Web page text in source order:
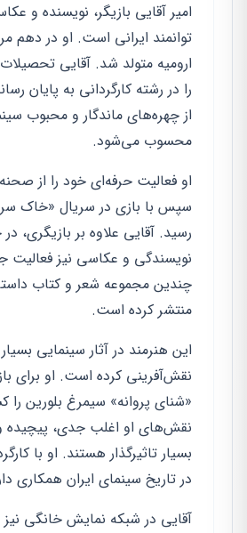
امیر آقایی بازیگر، نویسنده و
ارومیه متولد شد. آقایی
را در رشته کارگردانی به پایان
از چهره‌های ماندگار و محبوب
محسوب می‌شود.
او فعالیت حرفه‌ای خود را از صحنه
سپس با بازی در سریال «خاک
رسید. آقایی علاوه بر بازیگری،
نویسندگی و عکاسی نیز فعالیت
چندین مجموعه شعر و کتاب
منتشر کرده است.
این هنرمند در آثار سینمایی
نقش‌آفرینی کرده است. او برای
«شنای پروانه» سیمرغ بلورین
نقش‌های او اغلب جدی، پیچیده
بسیار تاثیرگذار هستند. او با
در تاریخ سینمای ایران همکاری
آقایی در شبکه نمایش خانگی